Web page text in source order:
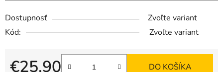
Dostupnosť
Zvoľte variant
Kód:
Zvoľte variant
€25,90 DO KOŠÍKA